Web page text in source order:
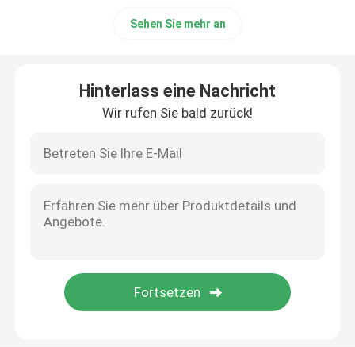
Strukturierte Turmpackung
Destillationskolonne internals
Keramische Turmverpackungen
Metall-Turmverpackung
Sehen Sie mehr an
Hinterlass eine Nachricht
Wir rufen Sie bald zurück!